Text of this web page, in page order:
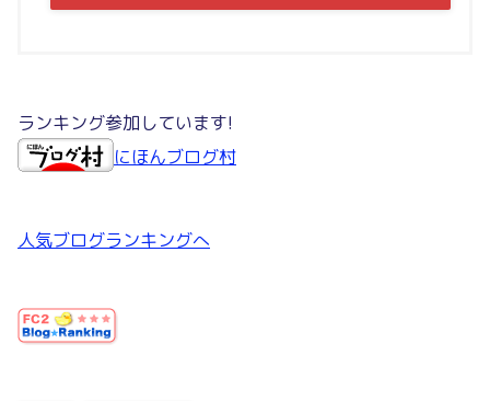
ランキング参加しています!
にほんブログ村
人気ブログランキングへ